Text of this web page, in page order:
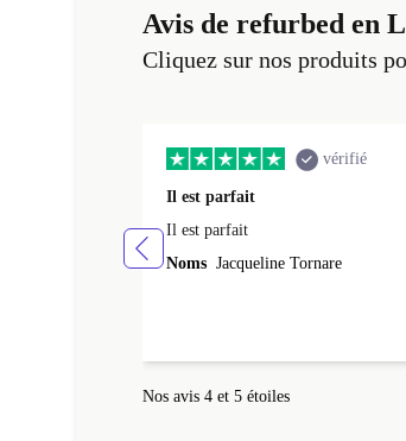
Avis de refurbed en
Cliquez sur nos produits
vérifié
Il est parfait
Il est parfait
Noms Jacqueline Tornare
Nos avis 4 et 5 étoiles